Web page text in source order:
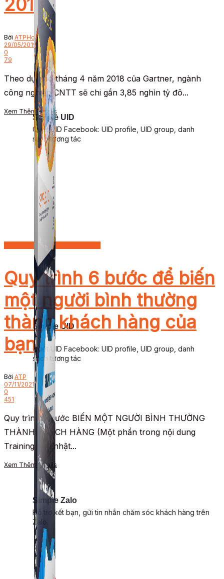
Simple UID
Quét UID Facebook: UID profile, UID group, danh
sách tương tác
Simple Zalo
Hỗ trợ kết bạn, gửi tin nhắn chăm sóc khách hàng trên
Zalo.
Simple UID
Quét UID Facebook: UID profile, UID group, danh
sách tương tác
2019
Bởi ATPHoldings
29/05/2019
0
79
Theo dự báo tháng 4 năm 2018 của Gartner, ngành
công nghiệp CNTT sẽ chi gần 3,85 nghìn tỷ đô...
Xem ThêmDetails
Nhân Sự - Quản Trị Doanh nghiệp
Quy trình 6 bước để biến
một người bình thường
thành khách hàng của
bạn
Bởi ATP
07/11/2021
0
451
Quy trình 6 bước BIẾN MỘT NGƯỜI BÌNH THƯỜNG
THÀNH KHÁCH HÀNG (Một phần trong nội dung
Training chủ nhật...
Xem Thêm Details